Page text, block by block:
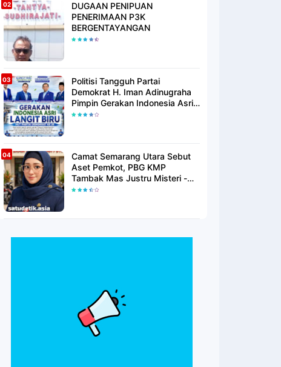
DUGAAN PENIPUAN
PENERIMAAN P3K
BERGENTAYANGAN
Politisi Tangguh Partai
Demokrat H. Iman Adinugraha
Pimpin Gerakan Indonesia Asri
Langit Biru Di Pantai Citepus
Camat Semarang Utara Sebut
Aset Pemkot, PBG KMP
Tambak Mas Justru Misteri -
Warga Menunggu Kepastian